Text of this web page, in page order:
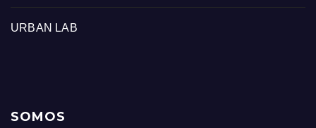
URBAN LAB
SOMOS